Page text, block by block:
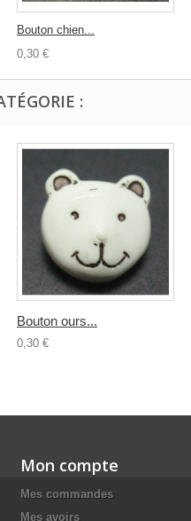
Bouton chien...
0,30 €
:
Bouton ours...
0,30 €
Mon compte
Mes commandes
Mes avoirs